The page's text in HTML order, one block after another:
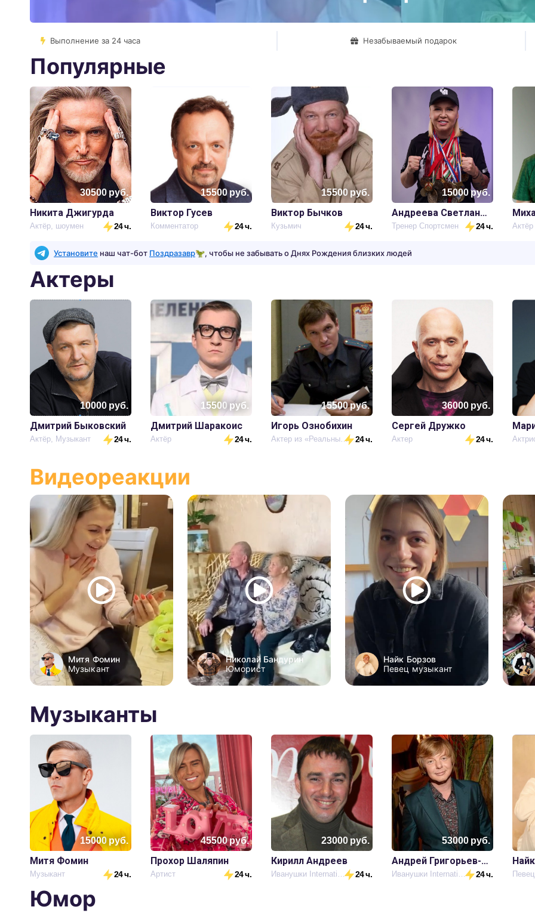
🎉 Юбилей
8 Марта
💘 День Св. Валентина
🙌 Любой Праздник!
Выполнение за 24 часа Незабываемый подарок
Популярные
30500руб.
Никита Джигурда
Актёр, шоумен 24 ч.
15500руб.
Виктор Гусев
Комментатор 24 ч.
15500руб.
Виктор Бычков
Кузьмич 24 ч.
15000руб.
Андреева Светлана Михайловна
Тренер Спортсмен 24 ч. Актёр
Установите наш чат-бот Поздразавр🦖, чтобы не забывать о Днях Рождения близких людей
Актеры
10000руб.
Дмитрий Быковский
Актёр, Музыкант 24 ч.
15500 руб.
Дмитрий Шаракоис
Актёр 24 ч.
15500руб.
Игорь Ознобихин
Актер из «Реальных пацанов» 24 ч.
36000руб.
Сергей Дружко
Актер 24 ч.
Видеореакции
Митя Фомин
Музыкант
Николай Бандурин
Юморист
Найк Борзов
Певец музыкант
Музыканты
15000руб.
Митя Фомин
Музыкант 24 ч.
45500руб.
Прохор Шаляпин
Артист 24 ч.
23000руб.
Кирилл Андреев
Иванушки International 24 ч.
53000руб.
Андрей Григорьев-Апполонов
Иванушки International 24 ч.
Юмор